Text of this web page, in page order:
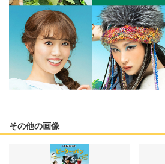
その他の画像